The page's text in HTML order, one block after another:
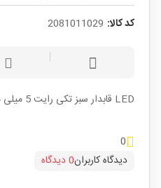
کد کالا: 2081011029
LED قابدار سبز تکی رایت 5 میلی متر
0
دیدگاه کاربران0 دیدگاه